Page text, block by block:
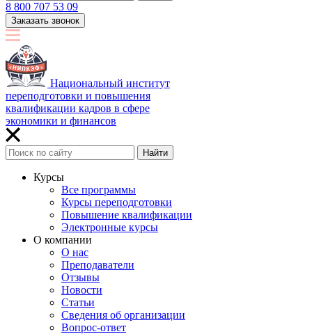
8 800 707 53 09
Заказать звонок
Национальный институт
переподготовки и повышения
квалификации кадров в сфере
экономики и финансов
Найти
Курсы
Все программы
Курсы переподготовки
Повышение квалификации
Электронные курсы
О компании
О нас
Преподаватели
Отзывы
Новости
Статьи
Сведения об организации
Вопрос-ответ